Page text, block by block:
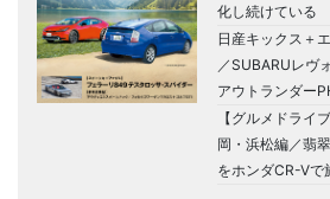
化し続けている
日産キックス＋
／SUBARUレヴ
アウトランダー
【グルメドライ
岡・浜松編／翡
をホンダCR-Vで